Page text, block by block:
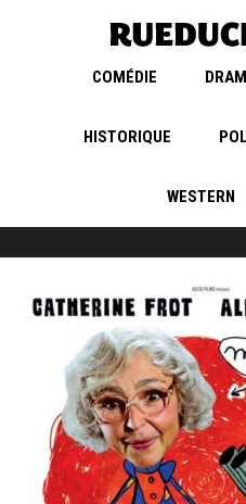
COMÉDIE
HISTORIQUE
WESTERN